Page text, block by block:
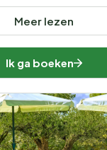
Meer lezen
Ik ga boeken